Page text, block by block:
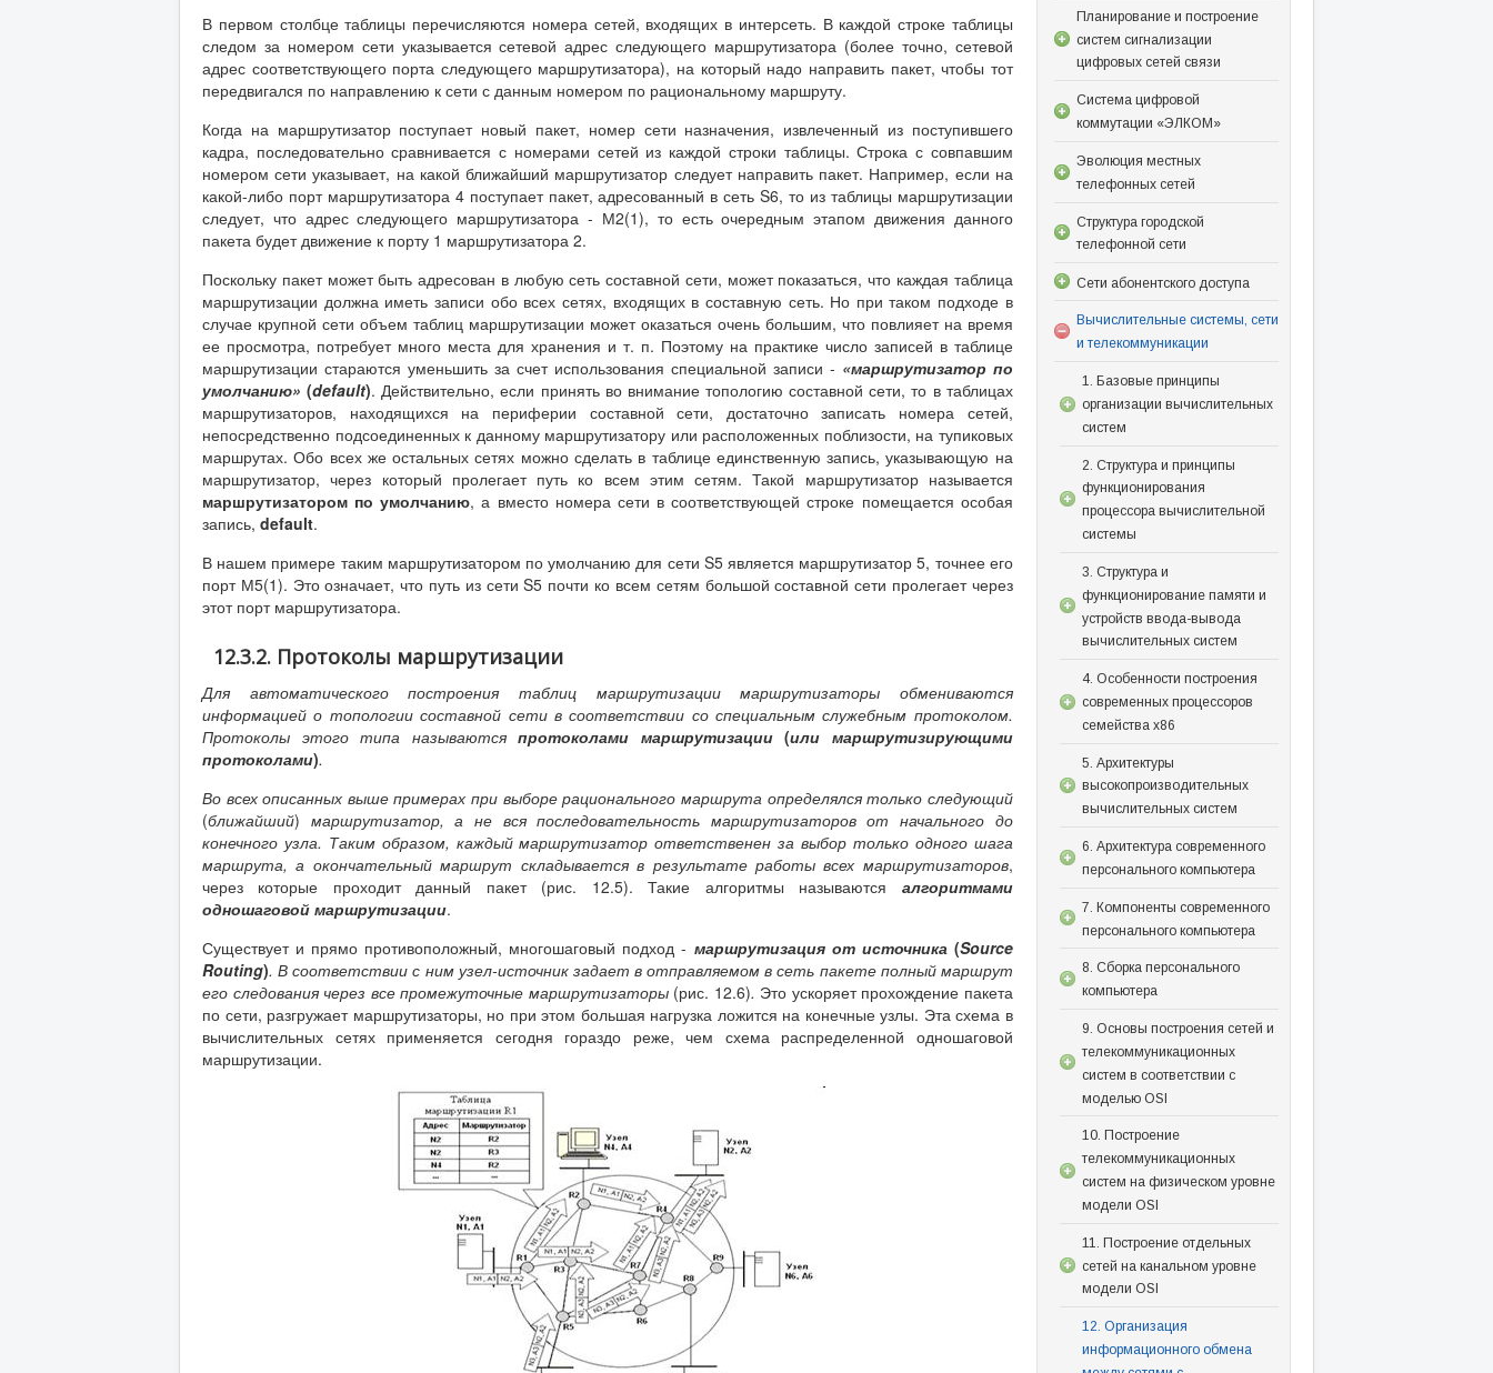
В первом столбце таблицы перечисляются номера сетей, входящих в интерсеть. В каждой строке таблицы
следом за номером сети указывается сетевой адрес следующего маршрутизатора (более точно, сетевой
адрес соответствующего порта следующего маршрутизатора), на который надо направить пакет, чтобы тот
передвигался по направлению к сети с данным номером по рациональному маршруту.
Когда на маршрутизатор поступает новый пакет, номер сети назначения, извлеченный из поступившего
кадра, последовательно сравнивается с номерами сетей из каждой строки таблицы. Строка с совпавшим
номером сети указывает, на какой ближайший маршрутизатор следует направить пакет. Например, если на
какой-либо порт маршрутизатора 4 поступает пакет, адресованный в сеть S6, то из таблицы маршрутизации
следует, что адрес следующего маршрутизатора - М2(1), то есть очередным этапом движения данного
пакета будет движение к порту 1 маршрутизатора 2.
Поскольку пакет может быть адресован в любую сеть составной сети, может показаться, что каждая таблица
маршрутизации должна иметь записи обо всех сетях, входящих в составную сеть. Но при таком подходе в
случае крупной сети объем таблиц маршрутизации может оказаться очень большим, что повлияет на время
ее просмотра, потребует много места для хранения и т. п. Поэтому на практике число записей в таблице
маршрутизации стараются уменьшить за счет использования специальной записи - «маршрутизатор по
умолчанию»(default). Действительно, если принять во внимание топологию составной сети, то в таблицах
маршрутизаторов, находящихся на периферии составной сети, достаточно записать номера сетей,
непосредственно подсоединенных к данному маршрутизатору или расположенных поблизости, на тупиковых
маршрутах. Обо всех же остальных сетях можно сделать в таблице единственную запись, указывающую на
маршрутизатор, через который пролегает путь ко всем этим сетям. Такой маршрутизатор называется
маршрутизатором по умолчанию, а вместо номера сети в соответствующей строке помещается особая
запись, default.
В нашем примере таким маршрутизатором по умолчанию для сети S5 является маршрутизатор 5, точнее его
порт М5(1). Это означает, что путь из сети S5 почти ко всем сетям большой составной сети пролегает через
этот порт маршрутизатора.
12.3.2. Протоколы маршрутизации
Для автоматического построения таблиц маршрутизации маршрутизаторы обмениваются
информацией о топологии составной сети в соответствии со специальным служебным протоколом.
Протоколы этого типа называютсяпротоколами маршрутизации(или маршрутизирующими
протоколами).
Во всех описанных выше примерах при выборе рационального маршрута определялся только следующий
(ближайший) маршрутизатор, а не вся последовательность маршрутизаторов от начального до
конечного узла. Таким образом, каждый маршрутизатор ответственен за выбор только одного шага
маршрута, а окончательный маршрут складывается в результате работы всех маршрутизаторов,
через которые проходит данный пакет (рис. 12.5). Такие алгоритмы называются алгоритмами
одношаговой маршрутизации.
Существует и прямо противоположный, многошаговый подход - маршрутизация от источника (Source
Routing). В соответствии с ним узел-источник задает в отправляемом в сеть пакете полный маршрут
его следования через все промежуточные маршрутизаторы(рис. 12.6). Это ускоряет прохождение пакета
по сети, разгружает маршрутизаторы, но при этом большая нагрузка ложится на конечные узлы. Эта схема в
вычислительных сетях применяется сегодня гораздо реже, чем схема распределенной одношаговой
маршрутизации.
Планирование и построение
систем сигнализации
цифровых сетей связи
Система цифровой
коммутации «ЭЛКОМ»
Эволюция местных
телефонных сетей
Структура городской
телефонной сети
Сети абонентского доступа
Вычислительные системы, сети
и телекоммуникации
1. Базовые принципы
организации вычислительных
систем
2. Структура и принципы
функционирования
процессора вычислительной
системы
3. Структура и
функционирование памяти и
устройств ввода-вывода
вычислительных систем
4. Особенности построения
современных процессоров
семейства x86
5. Архитектуры
высокопроизводительных
вычислительных систем
6. Архитектура современного
персонального компьютера
7. Компоненты современного
персонального компьютера
8. Сборка персонального
компьютера
9. Основы построения сетей и
телекоммуникационных
систем в соответствии с
моделью OSI
10. Построение
телекоммуникационных
систем на физическом уровне
модели OSI
11. Построение отдельных
сетей на канальном уровне
модели OSI
12. Организация
информационного обмена